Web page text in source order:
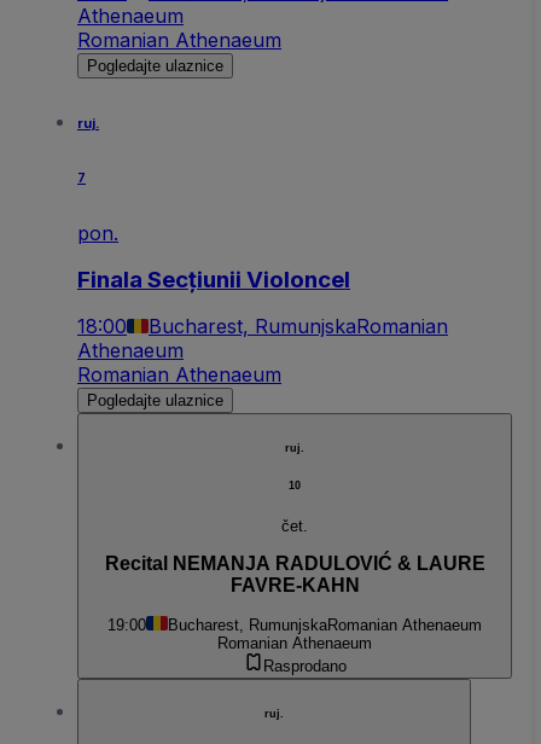
Athenaeum
Romanian Athenaeum
Pogledajte ulaznice
ruj.
7
pon.
Finala Secțiunii Violoncel
18:00 Bucharest, RumunjskaRomanian
Athenaeum
Romanian Athenaeum
Pogledajte ulaznice
ruj.
10
čet.
Recital NEMANJA RADULOVIĆ & LAURE
FAVRE-KAHN
19:00 Bucharest, RumunjskaRomanian Athenaeum
Romanian Athenaeum
Rasprodano
ruj.